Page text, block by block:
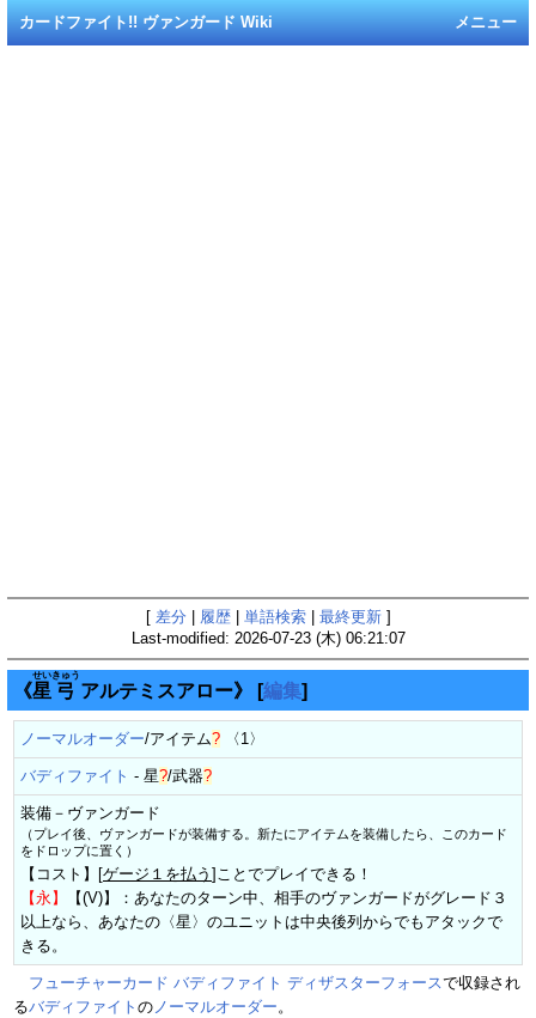
メニュー
カードファイト!! ヴァンガード Wiki
[ 差分 履歴| 単語検索| 最終更新]
Last-modified: 2026-07-23 (木) 06:21:07
《星
せい
弓
きゅう
アルテミスアロー》 [編集]
ノーマルオーダー/アイテム? 〈1〉
バディファイト - 星?/武器?
装備－ヴァンガード
（プレイ後、ヴァンガードが装備する。新たにアイテムを装備したら、このカード
をドロップに置く）
【コスト】[ゲージ１を払う ]ことでプレイできる！
【永】
【(V)】：あなたのターン中、相手のヴァンガードがグレード３
以上なら、あなたの〈星〉のユニットは中央後列からでもアタックで
きる。
フューチャーカード バディファイト ディザスターフォースで収録され
るバディファイト のノーマルオーダー。